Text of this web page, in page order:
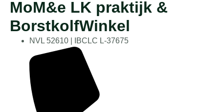
MoM&e LK praktijk &
BorstkolfWinkel
NVL 52610 | IBCLC L-37675